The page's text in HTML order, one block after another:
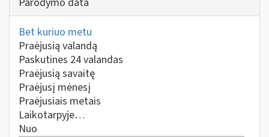
Bet kuriuo metu
Praėjusią valandą
Paskutines 24 valandas
Praėjusią savaitę
Praėjusį mėnesį
Praėjusiais metais
Laikotarpyje…
Nuo